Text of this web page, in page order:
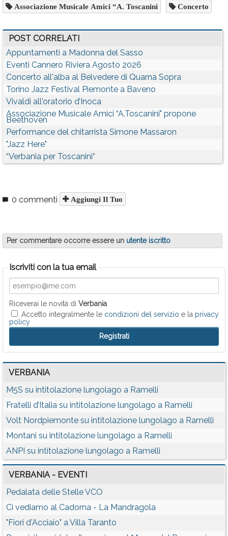
Associazione Musicale Amici “A. Toscanini Concerto
POST CORRELATI
Appuntamenti a Madonna del Sasso
Eventi Cannero Riviera Agosto 2026
Concerto all'alba al Belvedere di Quarna Sopra
Torino Jazz Festival Piemonte a Baveno
Vivaldi all'oratorio d’Inoca
Associazione Musicale Amici “A.Toscanini" propone
Beethoven
Performance del chitarrista Simone Massaron
"Jazz Here"
“Verbania per Toscanini“
0 commenti Aggiungi Il Tuo
Per commentare occorre essere un utente iscritto
Iscriviti con la tua email
Riceverai le novità di Verbania
Accetto integralmente le condizioni del servizio e la privacy
policy
VERBANIA
M5S su intitolazione lungolago a Ramelli
Fratelli d’Italia su intitolazione lungolago a Ramelli
Volt Nordpiemonte su intitolazione lungolago a Ramelli
Montani su intitolazione lungolago a Ramelli
ANPI su intitolazione lungolago a Ramelli
VERBANIA - EVENTI
Pedalata delle Stelle VCO
Ci vediamo al Cadorna - La Mandragola
"Fiori d'Acciaio" a Villa Taranto